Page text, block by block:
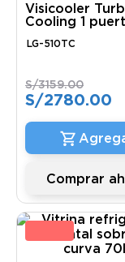
Visicooler
Cooling 1
LG-510TC
S/3159.00
S/2780.00
Comprar